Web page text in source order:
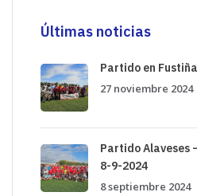
Últimas noticias
Partido en
27 noviembre 2024
Partido Alaveses
8-9-2024
8 septiembre 2024